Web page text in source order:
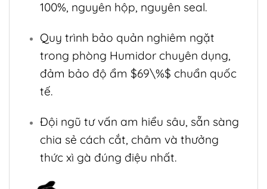
100%, nguyên hộp, nguyên seal.
Quy trình bảo quản nghiêm ngặt
trong phòng Humidor chuyên dụng,
đảm bảo độ ẩm $69\%$ chuẩn quốc
tế.
Đội ngũ tư vấn am hiểu sâu, sẵn sàng
chia sẻ cách cắt, châm và thưởng
thức xì gà đúng điệu nhất.